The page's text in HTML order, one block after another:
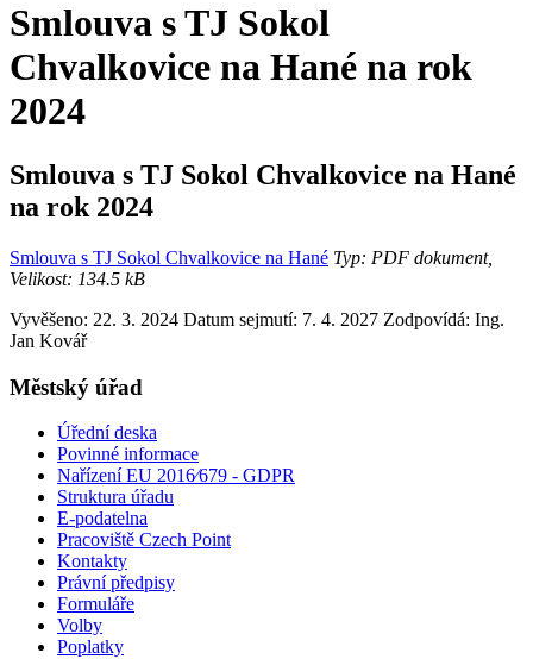
Smlouva s TJ Sokol
Chvalkovice na Hané na rok
2024
Smlouva s TJ Sokol Chvalkovice na Hané
na rok 2024
Smlouva s TJ Sokol Chvalkovice na Hané Typ: PDF dokument,
Velikost: 134.5 kB
Vyvěšeno: 22. 3. 2024 Datum sejmutí: 7. 4. 2027 Zodpovídá: Ing.
Jan Kovář
Městský úřad
Úřední deska
Povinné informace
Nařízení EU 2016⁄679 - GDPR
Struktura úřadu
E-podatelna
Pracoviště Czech Point
Kontakty
Právní předpisy
Formuláře
Volby
Poplatky